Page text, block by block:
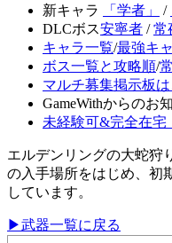
新キャラ
「学者」 /
DLCボス安寧者 /常
キャラ一覧/最強キ
ボス一覧と攻略順/
マルチ募集掲示板は
GameWithからのお
未経験可&完全在宅
エルデンリングの大蛇狩
の入手場所をはじめ、初
しています。
▶武器一覧に戻る